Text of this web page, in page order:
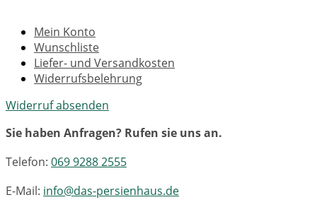
Mein Konto
Wunschliste
Liefer- und Versandkosten
Widerrufsbelehrung
Widerruf absenden
Sie haben Anfragen? Rufen sie uns an.
Telefon: 069 9288 2555
E-Mail: info@das-persienhaus.de